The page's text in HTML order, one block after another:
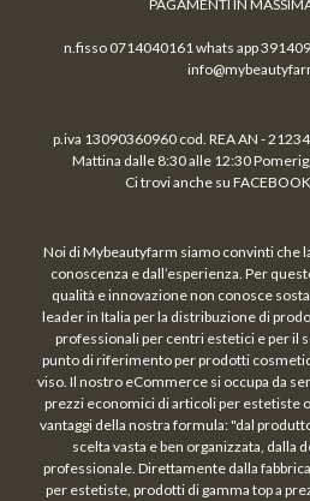
PAGAMENTI IN
n.fisso 0714040161 whats app
p.iva 13090360960 cod. REA AN -
Mattina dalle 8:30 alle 12:30
Ci trovi anche su
Noi di Mybeautyfarm siamo convinti che
conoscenza e dall’esperienza. Per
qualità e innovazione non conosce
leader in Italia per la distribuzione di
professionali per centri estetici e per il
punto di riferimento per prodotti
viso. Il nostro eCommerce si occupa da
prezzi economici di articoli per estetiste
vantaggi della nostra formula: "dal
scelta vasta e ben organizzata, dalla
professionale. Direttamente dalla
per estetiste, prodotti di gamma top a